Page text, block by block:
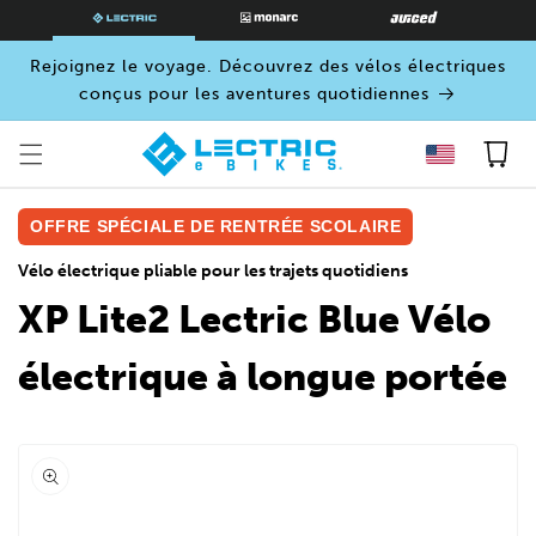
Rejoignez le voyage. Découvrez des vélos électriques
conçus pour les aventures quotidiennes
Panier
OFFRE SPÉCIALE DE RENTRÉE SCOLAIRE
Vélo électrique pliable pour les trajets quotidiens
XP Lite2 Lectric Blue Vélo
électrique à longue portée
Ouvrir